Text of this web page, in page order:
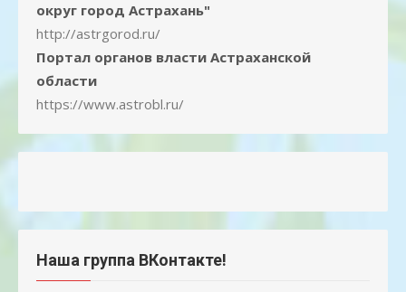
округ город Астрахань"
http://astrgorod.ru/
Портал органов власти Астраханской
области
https://www.astrobl.ru/
Наша группа ВКонтакте!